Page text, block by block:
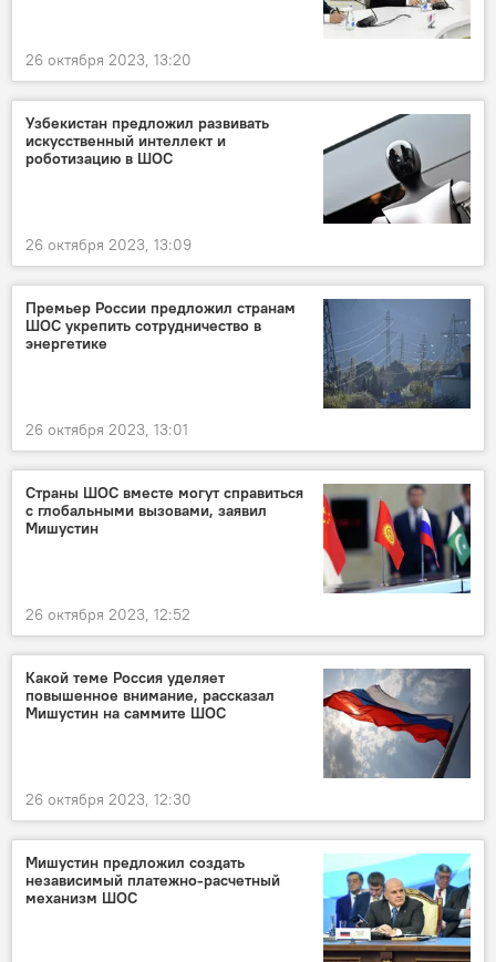
26 октября 2023, 13:20
Узбекистан предложил развивать
искусственный интеллект и
роботизацию в ШОС
26 октября 2023, 13:09
Премьер России предложил странам
ШОС укрепить сотрудничество в
энергетике
26 октября 2023, 13:01
Страны ШОС вместе могут справиться
с глобальными вызовами, заявил
Мишустин
26 октября 2023, 12:52
Какой теме Россия уделяет
повышенное внимание, рассказал
Мишустин на саммите ШОС
26 октября 2023, 12:30
Мишустин предложил создать
независимый платежно-расчетный
механизм ШОС